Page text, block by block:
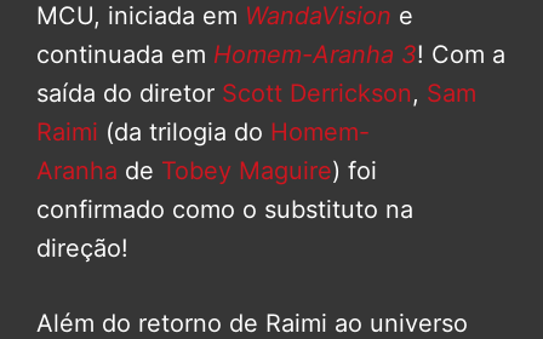
MCU, iniciada em WandaVision e
continuada em Homem-Aranha 3! Com a
saída do diretor Scott Derrickson, Sam
Raimi (da trilogia do Homem-
Aranha de Tobey Maguire) foi
confirmado como o substituto na
direção!
Além do retorno de Raimi ao universo